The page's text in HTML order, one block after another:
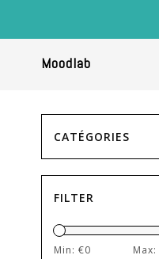
Moodlab
CATÉGORIES
FILTER
Min: €0 Max: